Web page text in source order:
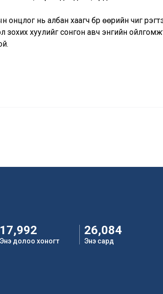
онцлог нь албан хаагч бүр өөрийн чиг
зохих хуулийг сонгон авч энгийн
17,992
Энэ долоо хоногт
26,084
Энэ сард